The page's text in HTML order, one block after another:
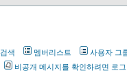
검색 멤버리스트 사용자 그
비공개 메시지를 확인하려면 로